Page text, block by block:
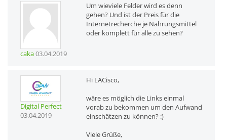
caka03.04.2019
Um wieviele Felder wird es denn
gehen? Und ist der Preis für die
Internetrecherche je Nahrungsmittel
oder komplett für alle zu sehen?
Digital Perfect
03.04.2019
Hi LACisco,
wäre es möglich die Links einmal
vorab zu bekommen um den Aufwand
einschätzen zu können? :)
Viele Grüße,